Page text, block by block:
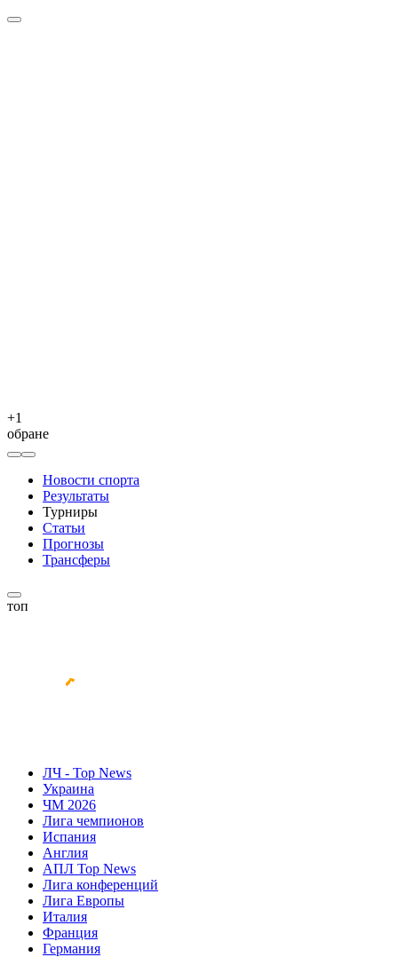
+1
обране
Новости спорта
Результаты
Турниры
Статьи
Прогнозы
Трансферы
топ
ЛЧ - Top News
Украина
ЧМ 2026
Лига чемпионов
Испания
Англия
АПЛ Top News
Лига конференций
Лига Европы
Италия
Франция
Германия